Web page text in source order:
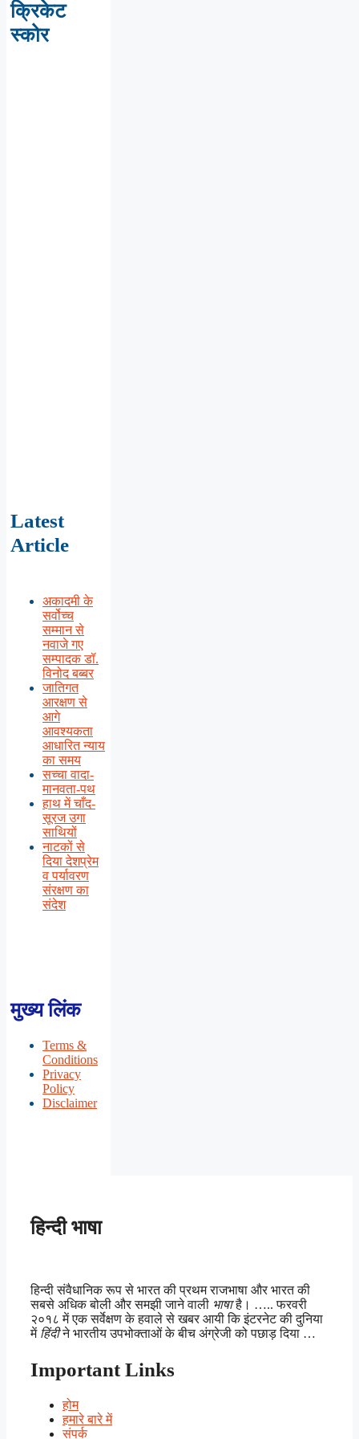
क्रिकेट
स्कोर
Latest
Article
अकादमी के
सर्वोच्च
सम्मान से
नवाजे गए
सम्पादक डॉ.
विनोद बब्बर
जातिगत
आरक्षण से
आगे
आवश्यकता
आधारित न्याय
का समय
सच्चा वादा-
मानवता-पथ
हाथ में चाँद-
सूरज उगा
साथियों
नाटकों से
दिया देशप्रेम
व पर्यावरण
संरक्षण का
संदेश
मुख्य लिंक
Terms &
Conditions
Privacy
Policy
Disclaimer
हिन्दी भाषा
हिन्दी संवैधानिक रूप से भारत की प्रथम राजभाषा और भारत की
सबसे अधिक बोली और समझी जाने वाली भाषाहै। ….. फरवरी
२०१८ में एक सर्वेक्षण के हवाले से खबर आयी कि इंटरनेट की दुनिया
में हिंदीने भारतीय उपभोक्ताओं के बीच अंग्रेजी को पछाड़ दिया …
Important Links
होम
हमारे बारे में
संपर्क